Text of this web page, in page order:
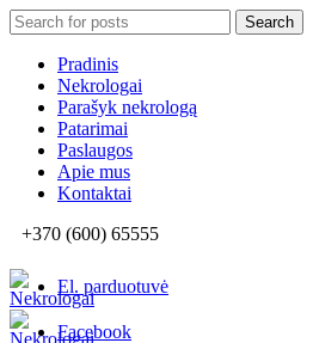
Search
for:
Search
Pradinis
Nekrologai
Parašyk nekrologą
Patarimai
Paslaugos
Apie mus
Kontaktai
+370 (600) 65555
El. parduotuvė
Facebook